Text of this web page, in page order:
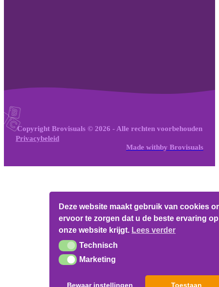
Deze website maakt gebruik van cookies
ervoor te zorgen dat u de beste ervaring op
onze website krijgt. Lees verder
TechnischTechnisch
MarketingMarketing
Bewaar instellingen Toestaan
Copyright Brovisuals © 2026 - Alle rechten voorbehouden
Privacybeleid
Made withby Brovisuals